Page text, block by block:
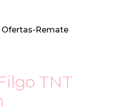
Ofertas-Remate
TNT